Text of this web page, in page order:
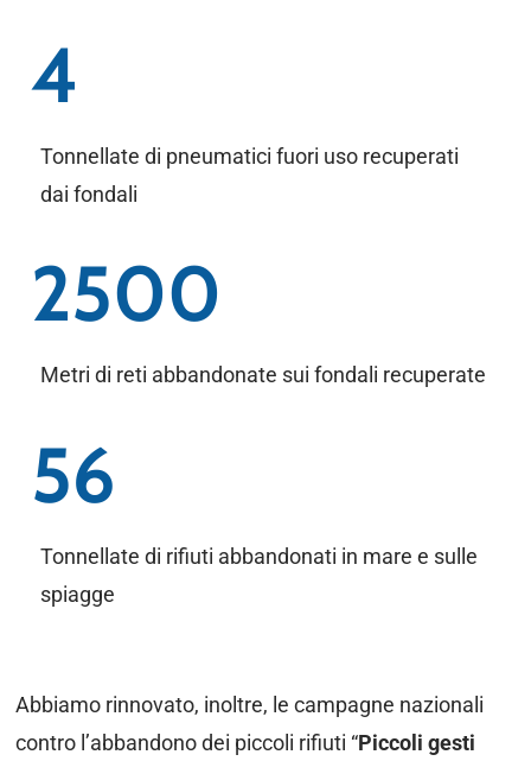
4
Tonnellate di pneumatici fuori uso recuperati
dai fondali
2500
Metri di reti abbandonate sui fondali recuperate
56
Tonnellate di rifiuti abbandonati in mare e sulle
spiagge
Abbiamo rinnovato, inoltre, le campagne nazionali
contro l’abbandono dei piccoli rifiuti “Piccoli gesti